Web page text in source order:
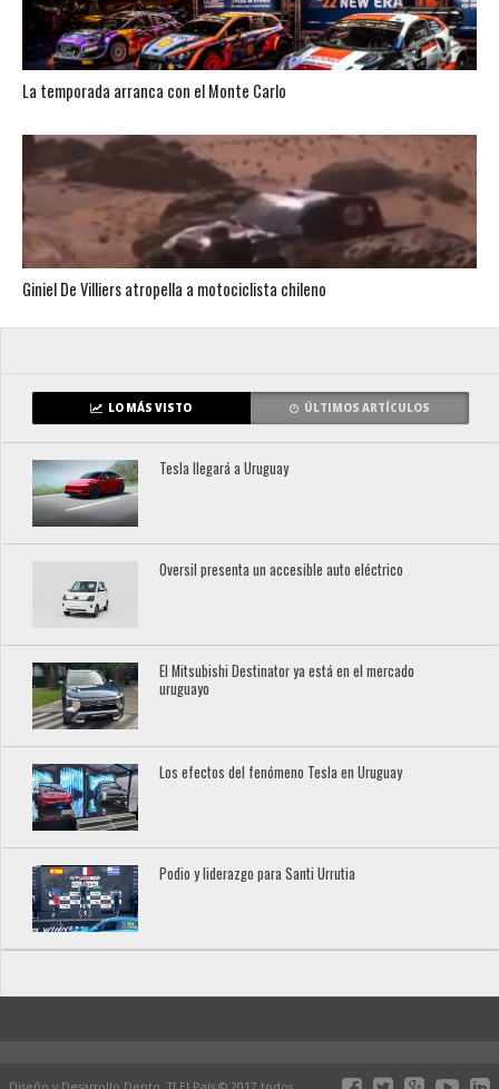
La temporada arranca con el Monte Carlo
Giniel De Villiers atropella a motociclista chileno
LO MÁS VISTO ÚLTIMOS ARTÍCULOS
Tesla llegará a Uruguay
Oversil presenta un accesible auto eléctrico
El Mitsubishi Destinator ya está en el mercado
uruguayo
Los efectos del fenómeno Tesla en Uruguay
Podio y liderazgo para Santi Urrutia